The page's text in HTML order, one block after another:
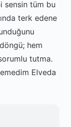
sensin tüm bu
terk edene
hem
tutma.
Elveda